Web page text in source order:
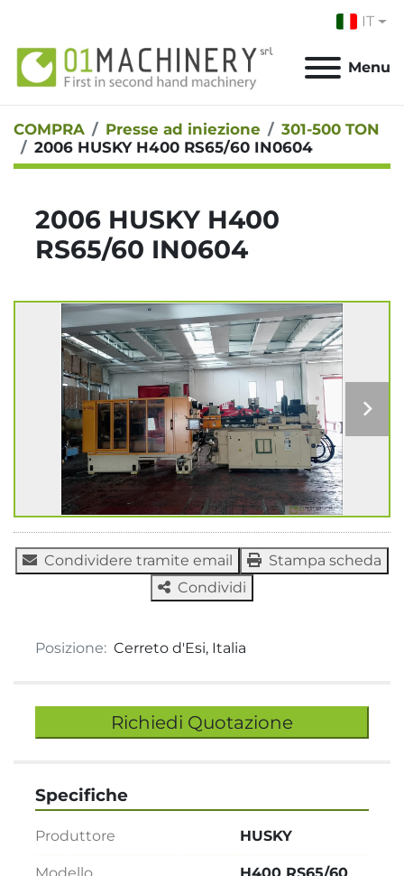
IT
Menu
COMPRA Presse ad iniezione
301-500 TON
2006 HUSKY H400 RS65/60 IN0604
2006 HUSKY H400
RS65/60 IN0604
Condividere tramite email
Stampa scheda
Condividi
Posizione: Cerreto d'Esi, Italia
Richiedi Quotazione
Specifiche
Produttore HUSKY
Modello H400 RS65/60